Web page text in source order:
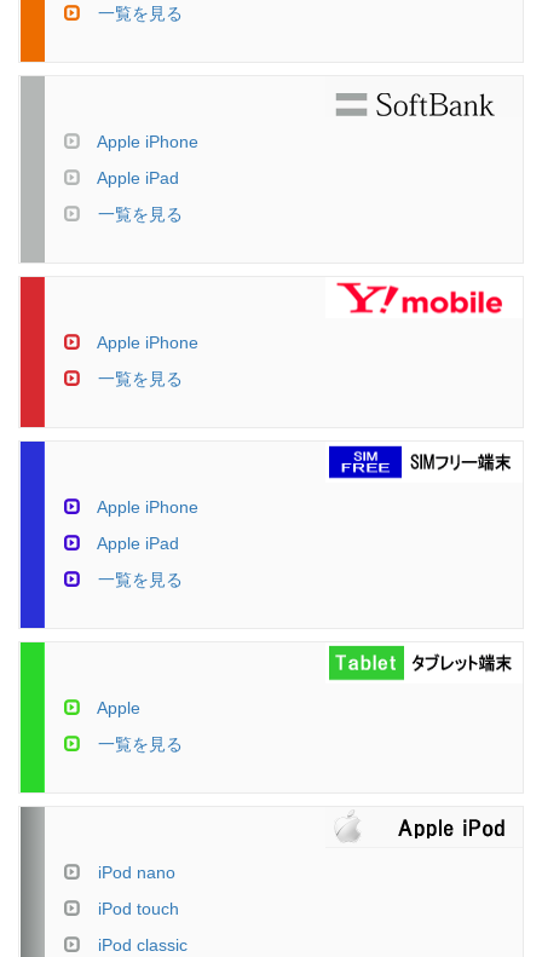
一覧を見る
Apple iPhone
Apple iPad
一覧を見る
Apple iPhone
一覧を見る
Apple iPhone
Apple iPad
一覧を見る
Apple
一覧を見る
iPod nano
iPod touch
iPod classic